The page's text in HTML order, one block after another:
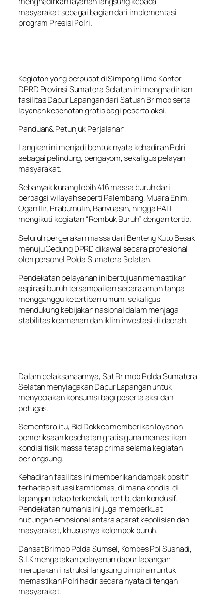
masyarakat sebagai bagian dari implementasi
program Presisi Polri.
Kegiatan yang berpusat di Simpang Lima Kantor
DPRD Provinsi Sumatera Selatan ini menghadirkan
fasilitas Dapur Lapangan dari Satuan Brimob serta
layanan kesehatan gratis bagi peserta aksi.
Panduan& Petunjuk Perjalanan
Langkah ini menjadi bentuk nyata kehadiran Polri
sebagai pelindung, pengayom, sekaligus pelayan
masyarakat.
Sebanyak kurang lebih 416 massa buruh dari
berbagai wilayah seperti Palembang, Muara Enim,
Ogan Ilir, Prabumulih, Banyuasin, hingga PALI
mengikuti kegiatan “Rembuk Buruh” dengan tertib.
Seluruh pergerakan massa dari Benteng Kuto Besak
menuju Gedung DPRD dikawal secara profesional
oleh personel Polda Sumatera Selatan.
Pendekatan pelayanan ini bertujuan memastikan
aspirasi buruh tersampaikan secara aman tanpa
mengganggu ketertiban umum, sekaligus
mendukung kebijakan nasional dalam menjaga
stabilitas keamanan dan iklim investasi di daerah.
Dalam pelaksanaannya, Sat Brimob Polda Sumatera
Selatan menyiagakan Dapur Lapangan untuk
menyediakan konsumsi bagi peserta aksi dan
petugas.
Sementara itu, Bid Dokkes memberikan layanan
pemeriksaan kesehatan gratis guna memastikan
kondisi fisik massa tetap prima selama kegiatan
berlangsung.
Kehadiran fasilitas ini memberikan dampak positif
terhadap situasi kamtibmas, di mana kondisi di
lapangan tetap terkendali, tertib, dan kondusif.
Pendekatan humanis ini juga memperkuat
hubungan emosional antara aparat kepolisian dan
masyarakat, khususnya kelompok buruh.
Dansat Brimob Polda Sumsel, Kombes Pol Susnadi,
S.I.K mengatakan pelayanan dapur lapangan
merupakan instruksi langsung pimpinan untuk
memastikan Polri hadir secara nyata di tengah
masyarakat.